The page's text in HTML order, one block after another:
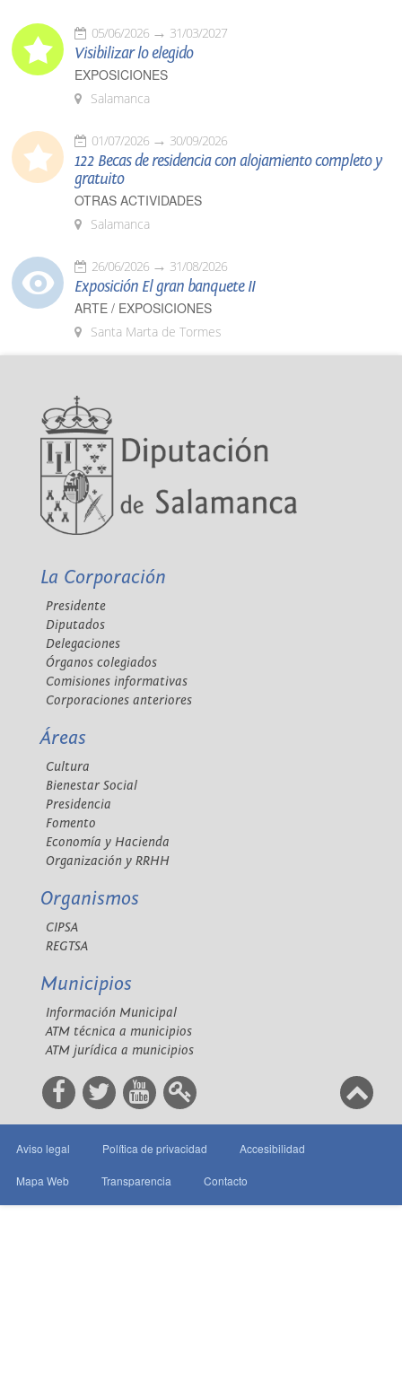
05/06/2026 31/03/2027
Visibilizar lo elegido
EXPOSICIONES
Salamanca
01/07/2026 30/09/2026
122 Becas de residencia con alojamiento completo y
gratuito
OTRAS ACTIVIDADES
Salamanca
26/06/2026 31/08/2026
Exposición El gran banquete II
ARTE / EXPOSICIONES
Santa Marta de Tormes
La Corporación
Presidente
Diputados
Delegaciones
Órganos colegiados
Comisiones informativas
Corporaciones anteriores
Áreas
Cultura
Bienestar Social
Presidencia
Fomento
Economía y Hacienda
Organización y RRHH
Organismos
CIPSA
REGTSA
Municipios
Información Municipal
ATM técnica a municipios
ATM jurídica a municipios
Aviso legal Política de privacidad Accesibilidad
Mapa Web Transparencia Contacto